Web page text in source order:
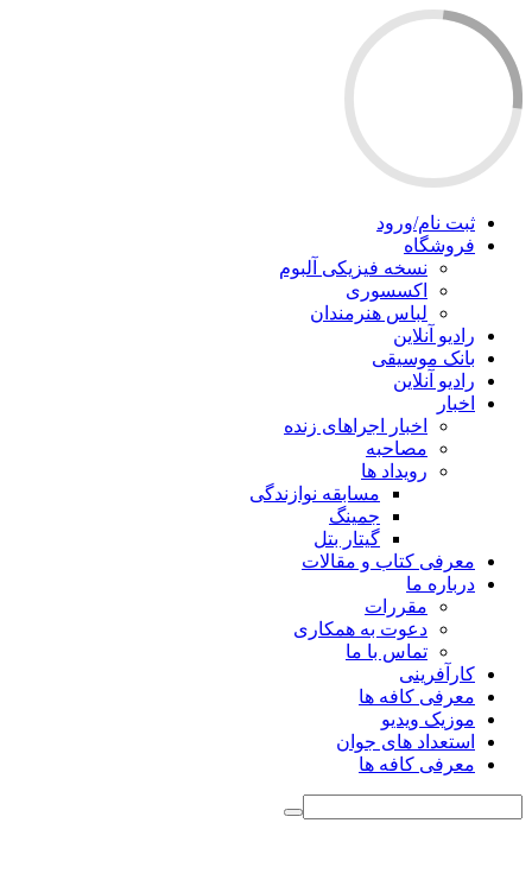
ثبت نام/ورود
فروشگاه
نسخه فیزیکی آلبوم
اکسسوری
لباس هنرمندان
رادیو آنلاین
بانک موسیقی
رادیو آنلاین
اخبار
اخبار اجراهای زنده
مصاحبه
رویداد ها
مسابقه نوازندگی
جمینگ
گیتار بتل
معرفی کتاب و مقالات
درباره ما
مقررات
دعوت به همکاری
تماس با ما
کارآفرینی
معرفی کافه ها
موزیک ویدیو
استعداد های جوان
معرفی کافه ها